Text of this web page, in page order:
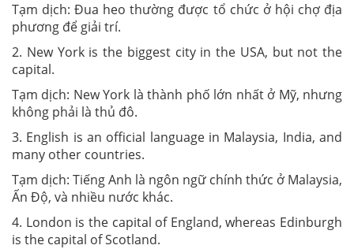
Tạm dịch: Đua heo thường được tổ chức ở hội chợ địa
phương để giải trí.
2. New York is the biggest city in the USA, but not the
capital.
Tạm dịch: New York là thành phố lớn nhất ở Mỹ, nhưng
không phải là thủ đô.
3. English is an official language in Malaysia, India, and
many other countries.
Tạm dịch: Tiếng Anh là ngôn ngữ chính thức ở Malaysia,
Ấn Độ, và nhiều nước khác.
4. London is the capital of England, whereas Edinburgh
is the capital of Scotland.